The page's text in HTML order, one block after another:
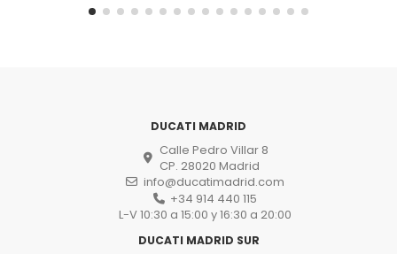
DUCATI MADRID
Calle Pedro Villar 8
CP. 28020 Madrid
info@ducatimadrid.com
+34 914 440 115
L-V 10:30 a 15:00 y 16:30 a 20:00
DUCATI MADRID SUR